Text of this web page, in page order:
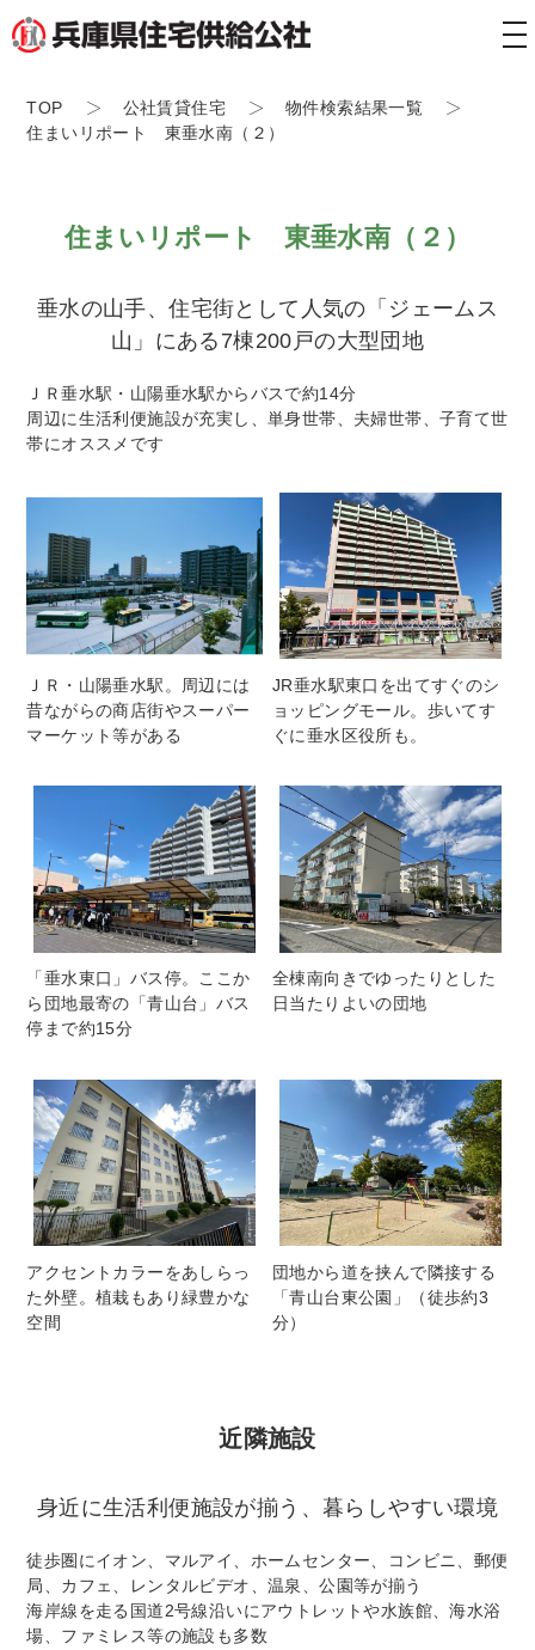
TOP 公社賃貸住宅
物件検索結果一覧
住まいリポート 東垂水南（２）
住まいリポート 東垂水南（２）
垂水の山手、住宅街として人気の「ジェームス
山」にある7棟200戸の大型団地
ＪＲ垂水駅・山陽垂水駅からバスで約14分
周辺に生活利便施設が充実し、単身世帯、夫婦世帯、子育て世
帯にオススメです
ＪＲ・山陽垂水駅。周辺には
昔ながらの商店街やスーパー
マーケット等がある
JR垂水駅東口を出てすぐのシ
ョッピングモール。歩いてす
ぐに垂水区役所も。
「垂水東口」バス停。ここか
ら団地最寄の「青山台」バス
停まで約15分
全棟南向きでゆったりとした
日当たりよいの団地
アクセントカラーをあしらっ
た外壁。植栽もあり緑豊かな
空間
団地から道を挟んで隣接する
「青山台東公園」（徒歩約3
分）
近隣施設
身近に生活利便施設が揃う、暮らしやすい環境
徒歩圏にイオン、マルアイ、ホームセンター、コンビニ、郵便
局、カフェ、レンタルビデオ、温泉、公園等が揃う
海岸線を走る国道2号線沿いにアウトレットや水族館、海水浴
場、ファミレス等の施設も多数